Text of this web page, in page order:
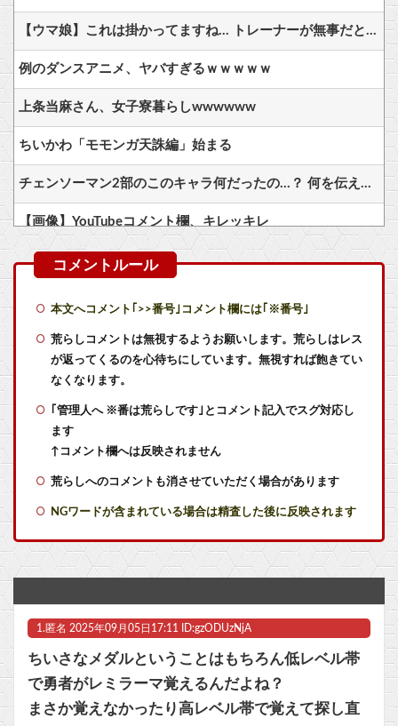
【ウマ娘】これは掛かってますね… トレーナーが無事だといいのですが…
例のダンスアニメ、ヤバすぎるｗｗｗｗｗ
上条当麻さん、女子寮暮らしwwwwww
ちいかわ「モモンガ天誅編」始まる
チェンソーマン2部のこのキャラ何だったの…？ 何を伝えたいキャラだったの…？
【画像】YouTubeコメント欄、キレッキレ
ゴマゾウってよく見たら結構可愛くない？
【艦これ】ナマケモノアガノウサギ 他
【艦これ】てーいとーくさんっ♪ 他
【ラブライブ！】【画像】恋ちゃんのカードを求めMELLOW MOMENTの箱を剥く【Liella!】他
【悲報】エディオンからPro消滅
IT業界、「未経験者は要らない、経験者はいない」の地獄絵図にwww
【ラブライブ！】【画像】ちょっと泉? あれ泉じゃない…誰？【いきづらい部！】他
本文へコメント｢>>番号｣コメント欄には｢※番号｣
荒らしコメントは無視するようお願いします。荒らしはレス
が返ってくるのを心待ちにしています。無視すれば飽きてい
なくなります。
｢管理人へ ※番は荒らしです｣とコメント記入でスグ対応し
ます
↑コメント欄へは反映されません
荒らしへのコメントも消させていただく場合があります
NGワードが含まれている場合は精査した後に反映されます
1. 匿名 2025年09月05日17:11 ID:gzODUzNjA
ちいさなメダルということはもちろん低レベル帯
で勇者がレミラーマ覚えるんだよね？
まさか覚えなかったり高レベル帯で覚えて探し直